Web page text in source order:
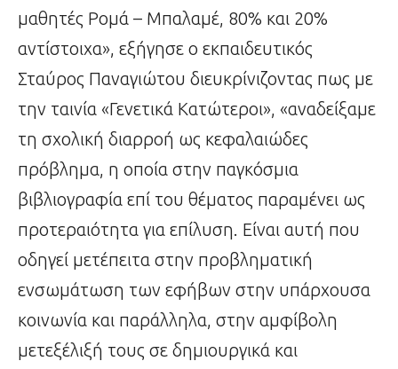
μαθητές Ρομά – Μπαλαμέ, 80% και 20%
αντίστοιχα», εξήγησε ο εκπαιδευτικός
Σταύρος Παναγιώτου διευκρίνιζοντας πως με
την ταινία «Γενετικά Κατώτεροι», «αναδείξαμε
τη σχολική διαρροή ως κεφαλαιώδες
πρόβλημα, η οποία στην παγκόσμια
βιβλιογραφία επί του θέματος παραμένει ως
προτεραιότητα για επίλυση. Είναι αυτή που
οδηγεί μετέπειτα στην προβληματική
ενσωμάτωση των εφήβων στην υπάρχουσα
κοινωνία και παράλληλα, στην αμφίβολη
μετεξέλιξή τους σε δημιουργικά και